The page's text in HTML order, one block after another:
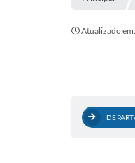
Atualizado